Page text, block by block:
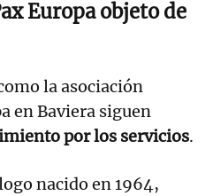
Europa objeto de
la asociación
en Baviera siguen
por los servicios.
nacido en 1964,